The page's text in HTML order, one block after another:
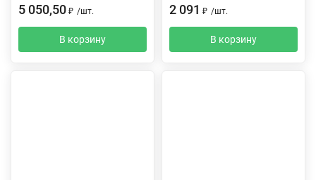
5 050,50 ₽ /шт.
В корзину
2 091 ₽ /шт.
В корзину